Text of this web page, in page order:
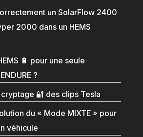
un SolarFlow 2400
2000 dans un HEMS
🔋 pour une seule
?
🔐 des clips Tesla
du « Mode MIXTE » pour
véhicule